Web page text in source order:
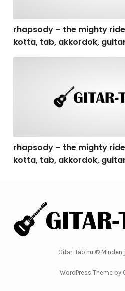
rhapsody – the mighty
kotta, tab, akkordok,
rhapsody – the mighty
kotta, tab, akkordok,
Gitar-Tab.hu ©
WordPress Theme by